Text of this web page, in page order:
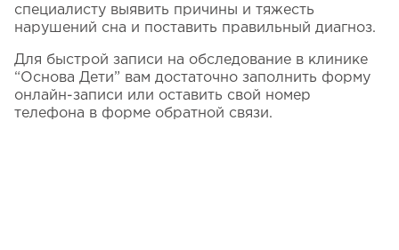
специалисту выявить причины и тяжесть
нарушений сна и поставить правильный диагноз.
Для быстрой записи на обследование в клинике
“Основа Дети” вам достаточно заполнить форму
онлайн-записи или оставить свой номер
телефона в форме обратной связи.